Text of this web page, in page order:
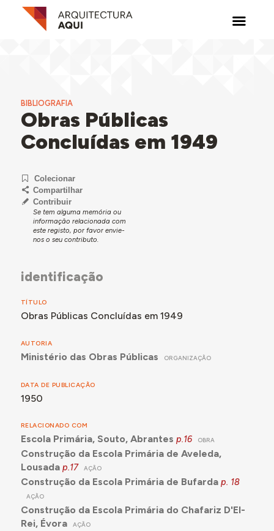
BIBLIOGRAFIA
Obras Públicas
Concluídas em 1949
Colecionar
Compartilhar
Contribuir
Se tem alguma memória ou
informação relacionada com
este registo, por favor envie-
nos o seu contributo.
identificação
TÍTULO
Obras Públicas Concluídas em 1949
AUTORIA
Ministério das Obras Públicas ORGANIZAÇÃO
DATA DE PUBLICAÇÃO
1950
RELACIONADO COM
Escola Primária, Souto, Abrantes p.16 OBRA
Construção da Escola Primária de Aveleda,
Lousada p.17 AÇÃO
Construção da Escola Primária de Bufarda p. 18
AÇÃO
Construção da Escola Primária do Chafariz D'El-
Rei, Évora
AÇÃO